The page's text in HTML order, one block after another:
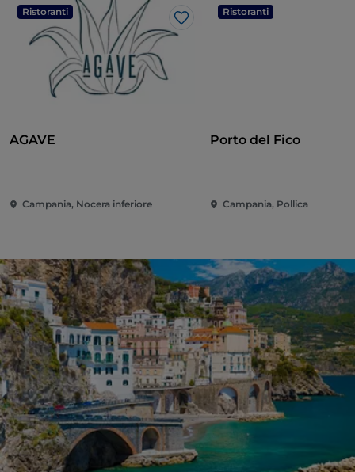
Ristoranti
Like
AGAVE
Campania, Nocera inferiore
Ristoranti
Porto del Fico
Campania, Pollica